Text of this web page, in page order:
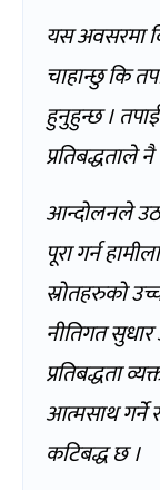
यस अवसरमा
चाहान्छु कि
हुनुहुन्छ ।
प्रतिबद्धताले
आन्दोलनले
पूरा गर्न
स्रोतहरुको
नीतिगत
प्रतिबद्धता
आत्मसाथ गर्ने
कटिबद्ध छ ।